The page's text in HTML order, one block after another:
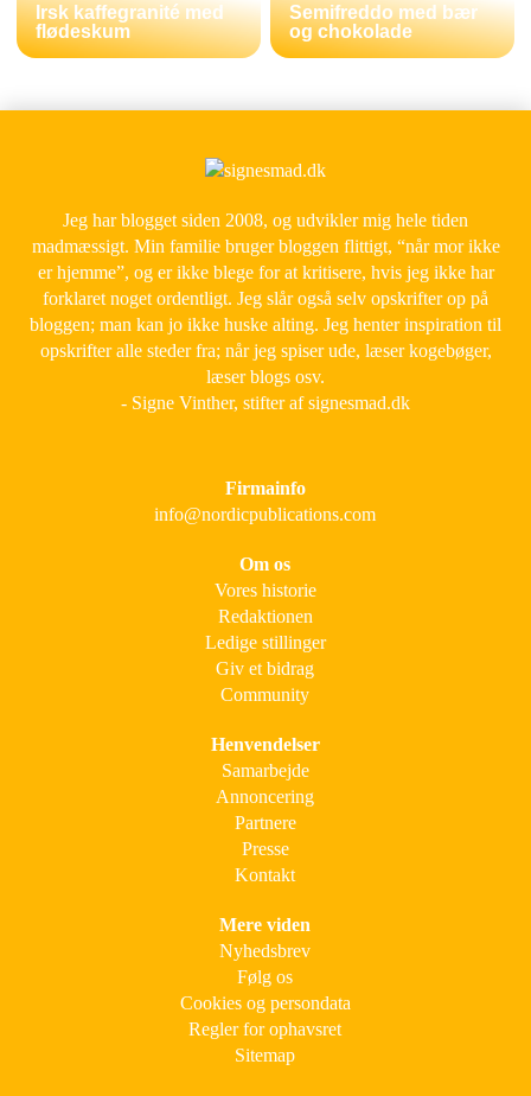
Irsk kaffegranité med
flødeskum
Semifreddo med bær
og chokolade
Jeg har blogget siden 2008, og udvikler mig hele tiden
madmæssigt. Min familie bruger bloggen flittigt, “når mor ikke
er hjemme”, og er ikke blege for at kritisere, hvis jeg ikke har
forklaret noget ordentligt. Jeg slår også selv opskrifter op på
bloggen; man kan jo ikke huske alting. Jeg henter inspiration til
opskrifter alle steder fra; når jeg spiser ude, læser kogebøger,
læser blogs osv.
- Signe Vinther, stifter af signesmad.dk
Firmainfo
info@nordicpublications.com
Om os
Vores historie
Redaktionen
Ledige stillinger
Giv et bidrag
Community
Henvendelser
Samarbejde
Annoncering
Partnere
Presse
Kontakt
Mere viden
Nyhedsbrev
Følg os
Cookies og persondata
Regler for ophavsret
Sitemap